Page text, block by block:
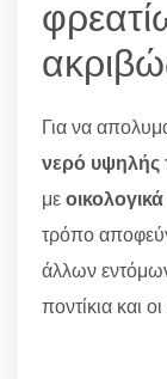
Για να
νερό υψηλής
με
τρόπο
άλλων
ποντίκια και οι